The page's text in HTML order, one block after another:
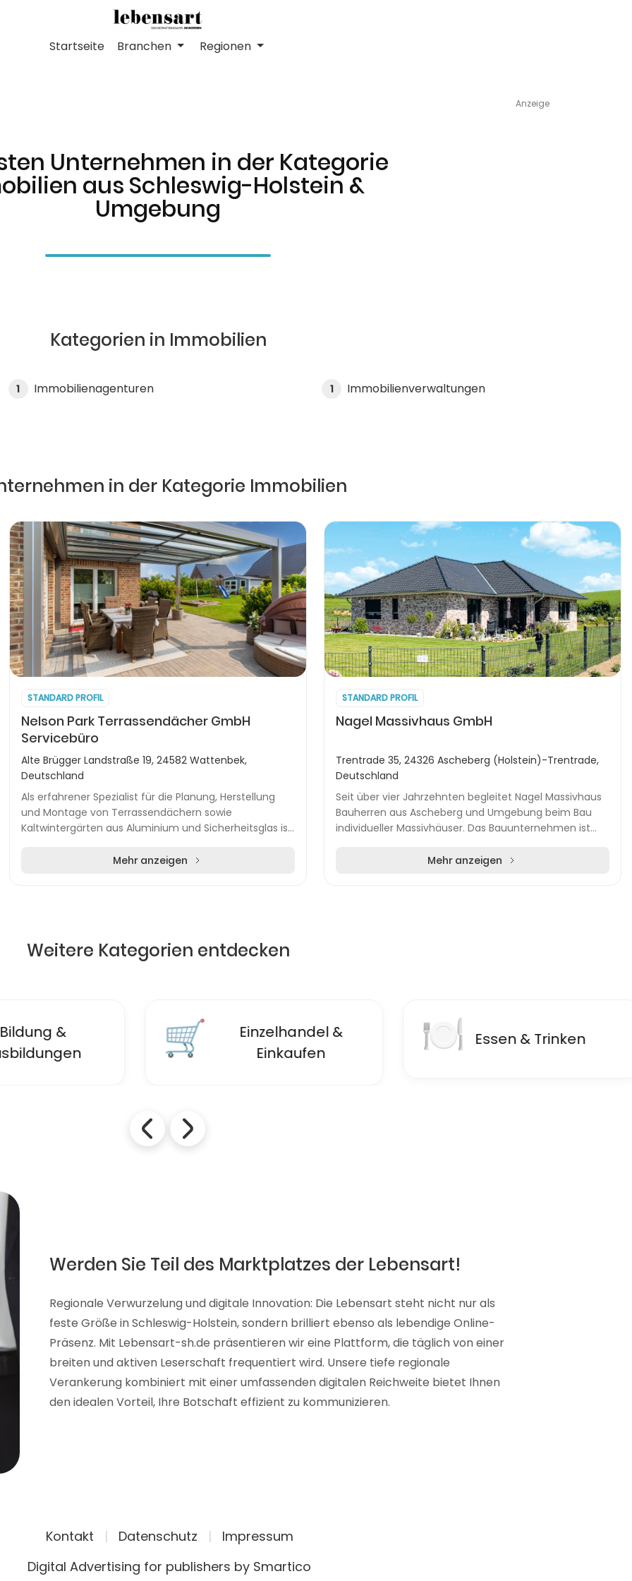
Startseite Branchen Regionen
Anzeige
Unternehmen in der Kategorie
aus Schleswig-Holstein &
Umgebung
Kategorien in Immobilien
1 Immobilienagenturen 1 Immobilienverwaltungen
in der Kategorie Immobilien
STANDARD PROFIL
Nelson Park Terrassendächer GmbH
Servicebüro
Alte Brügger Landstraße 19, 24582 Wattenbek,
Deutschland
Als erfahrener Spezialist für die Planung, Herstellung
und Montage von Terrassendächern sowie
Kaltwintergärten aus Aluminium und Sicherheitsglas ist
Mehr anzeigen
STANDARD PROFIL
Nagel Massivhaus GmbH
Trentrade 35, 24326 Ascheberg (Holstein)-Trentrade,
Deutschland
Seit über vier Jahrzehnten begleitet Nagel Massivhaus
Bauherren aus Ascheberg und Umgebung beim Bau
individueller Massivhäuser. Das Bauunternehmen ist
Mehr anzeigen
Weitere Kategorien entdecken
🛒
Einzelhandel &
Einkaufen
🍽 Essen & Trinken 🏘️
Werden Sie Teil des Marktplatzes der Lebensart!
Regionale Verwurzelung und digitale Innovation: Die Lebensart steht nicht nur als
feste Größe in Schleswig-Holstein, sondern brilliert ebenso als lebendige Online-
Präsenz. Mit Lebensart-sh.de präsentieren wir eine Plattform, die täglich von einer
breiten und aktiven Leserschaft frequentiert wird. Unsere tiefe regionale
Verankerung kombiniert mit einer umfassenden digitalen Reichweite bietet Ihnen
den idealen Vorteil, Ihre Botschaft effizient zu kommunizieren.
Kontakt | Datenschutz |
Impressum
Digital Advertising for publishers by Smartico